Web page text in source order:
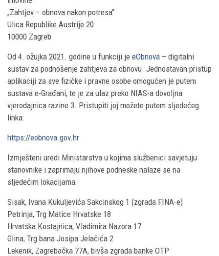
„Zahtjev – obnova nakon potresa“
Ulica Republike Austrije 20
10000 Zagreb
Od 4. ožujka 2021. godine u funkciji je eObnova – digitalni
sustav za podnošenje zahtjeva za obnovu. Jednostavan pristup
aplikaciji za sve fizičke i pravne osobe omogućen je putem
sustava e-Građani, te je za ulaz preko NIAS-a dovoljna
vjerodajnica razine 3. Pristupiti joj možete putem sljedećeg
linka:
https://eobnova.gov.hr
Izmješteni uredi Ministarstva u kojima službenici savjetuju
stanovnike i zaprimaju njihove podneske nalaze se na
sljedećim lokacijama:
Sisak, Ivana Kukuljevića Sakcinskog 1 (zgrada FINA-e)
Petrinja, Trg Matice Hrvatske 18
Hrvatska Kostajnica, Vladimira Nazora 17
Glina, Trg bana Josipa Jelačića 2
Lekenik, Zagrebačka 77A, bivša zgrada banke OTP